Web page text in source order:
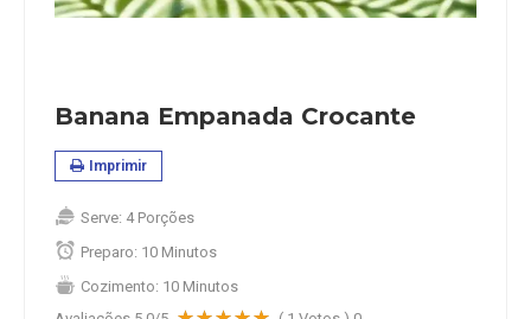
Banana Empanada Crocante
Imprimir
Serve: 4 Porções
Preparo: 10 Minutos
Cozimento: 10 Minutos